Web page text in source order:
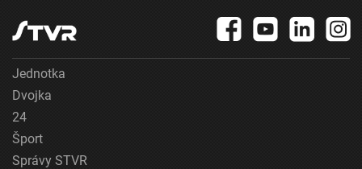
Jednotka
Dvojka
24
Šport
Správy STVR